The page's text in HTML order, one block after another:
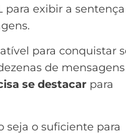
para exibir a
para conquistar
de
se destacar para
seja o suficiente para